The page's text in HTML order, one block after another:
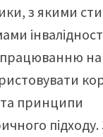
з якими
принципи
підходу.